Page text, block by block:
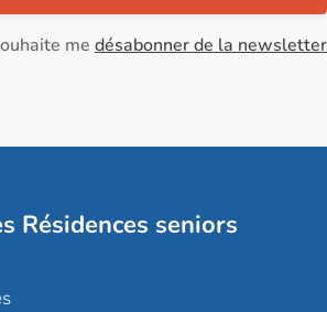
me désabonner de la newsletter
Résidences seniors